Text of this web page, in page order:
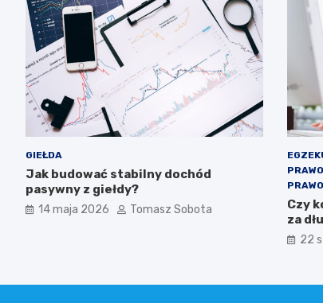
GIEŁDA
Jak budować stabilny dochód
pasywny z giełdy?
14 maja 2026 Tomasz Sobota
Czy
za
22